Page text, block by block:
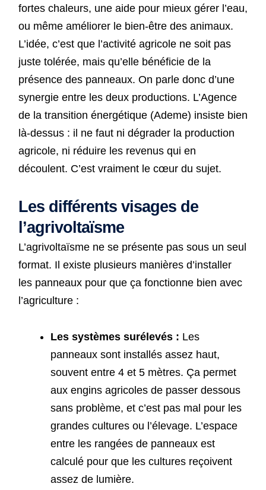
fortes chaleurs, une aide pour mieux gérer l’eau,
ou même améliorer le bien-être des animaux.
L’idée, c’est que l’activité agricole ne soit pas
juste tolérée, mais qu’elle bénéficie de la
présence des panneaux. On parle donc d’une
synergie entre les deux productions. L’Agence
de la transition énergétique (Ademe) insiste bien
là-dessus : il ne faut ni dégrader la production
agricole, ni réduire les revenus qui en
découlent. C’est vraiment le cœur du sujet.
Les différents visages de
l’agrivoltaïsme
L’agrivoltaïsme ne se présente pas sous un seul
format. Il existe plusieurs manières d’installer
les panneaux pour que ça fonctionne bien avec
l’agriculture :
Les systèmes surélevés : Les
panneaux sont installés assez haut,
souvent entre 4 et 5 mètres. Ça permet
aux engins agricoles de passer dessous
sans problème, et c’est pas mal pour les
grandes cultures ou l’élevage. L’espace
entre les rangées de panneaux est
calculé pour que les cultures reçoivent
assez de lumière.